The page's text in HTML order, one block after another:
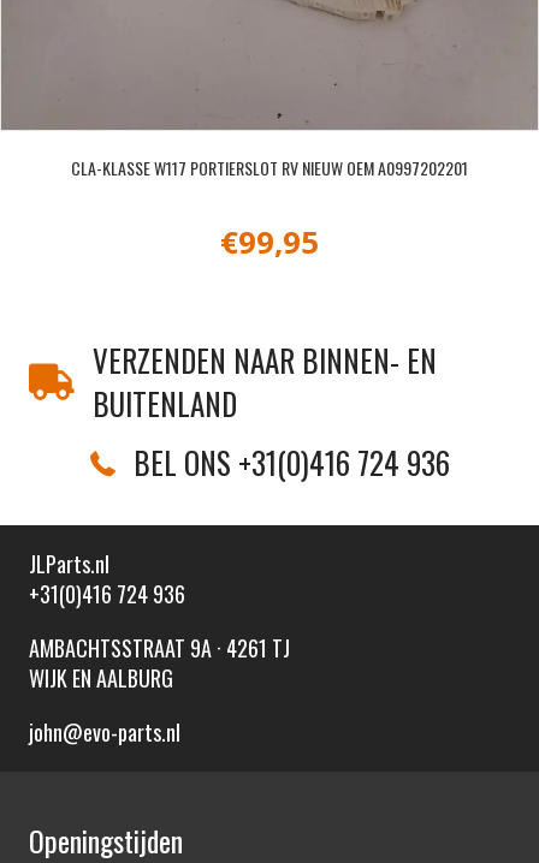
CLA-KLASSE W117 PORTIERSLOT RV NIEUW OEM A0997202201
€99,95
VERZENDEN NAAR BINNEN- EN
BUITENLAND
BEL ONS +31(0)416 724 936
JLParts.nl
+31(0)416 724 936
AMBACHTSSTRAAT 9A · 4261 TJ
WIJK EN AALBURG
john@evo-parts.nl
Openingstijden